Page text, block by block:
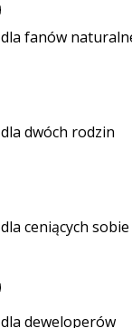
dla fanów
dla dwóch rodzin
dla ceniących
dla deweloperów